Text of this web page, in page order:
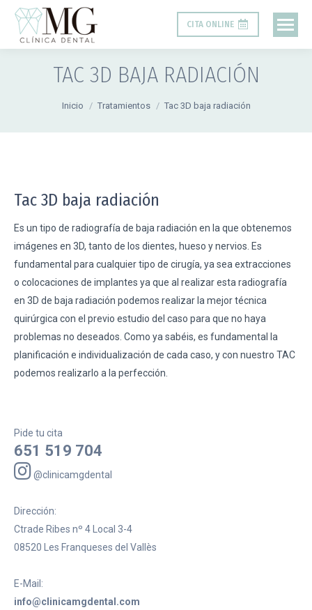
CITA ONLINE
TAC 3D BAJA RADIACIÓN
Inicio Tratamientos Tac 3D baja radiación
Tac 3D baja radiación
Es un tipo de radiografía de baja radiación en la que obtenemos
imágenes en 3D, tanto de los dientes, hueso y nervios. Es
fundamental para cualquier tipo de cirugía, ya sea extracciones
o colocaciones de implantes ya que al realizar esta radiografía
en 3D de baja radiación podemos realizar la mejor técnica
quirúrgica con el previo estudio del caso para que no haya
problemas no deseados. Como ya sabéis, es fundamental la
planificación e individualización de cada caso, y con nuestro TAC
podemos realizarlo a la perfección.
Pide tu cita
651 519 704
@clinicamgdental
Dirección:
Ctrade Ribes nº 4 Local 3-4
08520 Les Franqueses del Vallès
E-Mail:
info@clinicamgdental.com